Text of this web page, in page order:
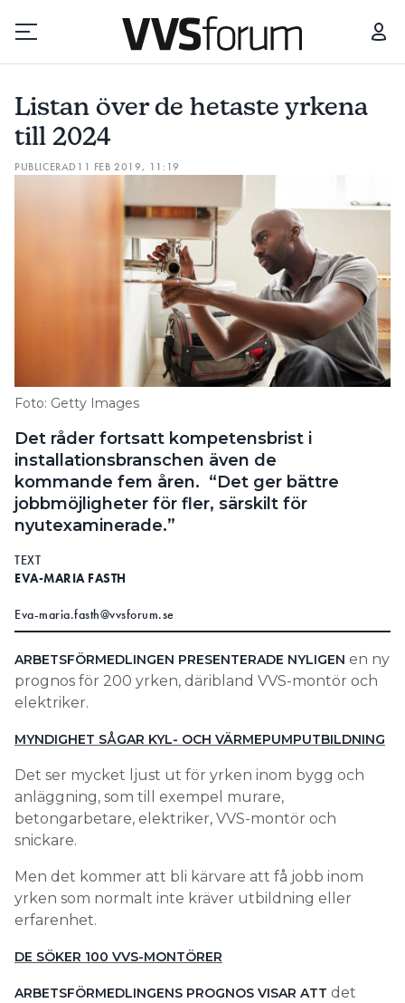
Prenumerera
Hantera prenumeration
Lediga jobb
Annonsera
Läs E-tidningen
Kontakt
Search for:
Listan över de hetaste yrkena
till 2024
PUBLICERAD 11 FEB 2019, 11:19
Foto: Getty Images
Det råder fortsatt kompetensbrist i
installationsbranschen även de
kommande fem åren. “Det ger bättre
jobbmöjligheter för fler, särskilt för
nyutexaminerade.”
TEXT
EVA-MARIA FASTH
Eva-maria.fasth@vvsforum.se
ARBETSFÖRMEDLINGEN PRESENTERADE NYLIGEN en ny
prognos för 200 yrken, däribland VVS-montör och
elektriker.
MYNDIGHET SÅGAR KYL- OCH VÄRMEPUMPUTBILDNING
Det ser mycket ljust ut för yrken inom bygg och
anläggning, som till exempel murare,
betongarbetare, elektriker, VVS-montör och
snickare.
Men det kommer att bli kärvare att få jobb inom
yrken som normalt inte kräver utbildning eller
erfarenhet.
DE SÖKER 100 VVS-MONTÖRER
ARBETSFÖRMEDLINGENS PROGNOS VISAR ATT det
LISTAN ÖVER DE HETASTE YRKENA TILL 2024 NYTT KORT